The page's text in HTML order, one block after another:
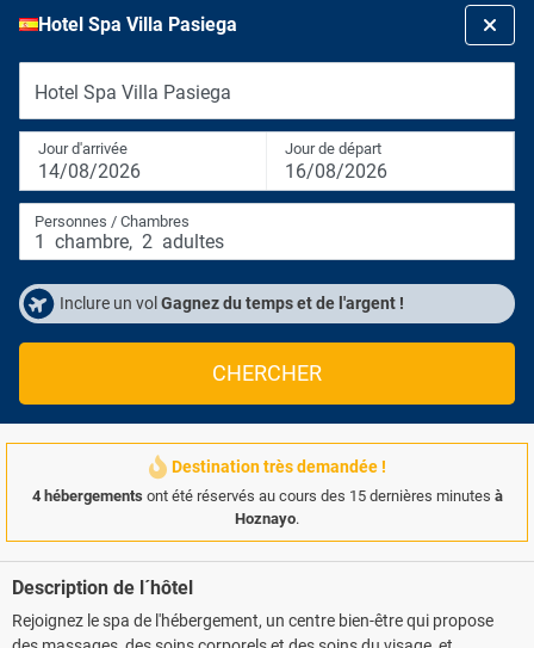
Hotel Spa Villa Pasiega
Hotel Spa Villa Pasiega
Jour d'arrivée
14/08/2026
Jour de départ
16/08/2026
Personnes / Chambres
1 chambre, 2 adultes
Inclure un vol Gagnez du temps et de l'argent !
CHERCHER
Destination très demandée !
4 hébergements ont été réservés au cours des 15 dernières minutes à
Hoznayo.
Description de l´hôtel
Rejoignez le spa de l'hébergement, un centre bien-être qui propose